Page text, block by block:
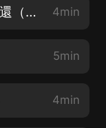
皇后，你又調皮了 004 必須歸還（評論有獎，歡迎關注訂閱哦） 4min
5min
4min